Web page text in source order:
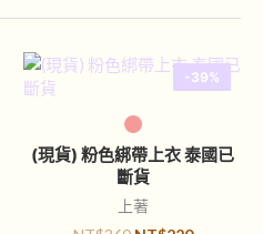
-39%
選擇規格
(現貨) 粉色綁帶上衣 泰國已
斷貨
上著